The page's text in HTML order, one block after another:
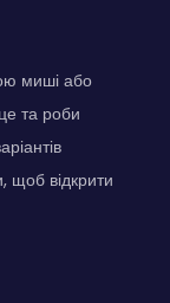
миші або
та роби
щоб відкрити